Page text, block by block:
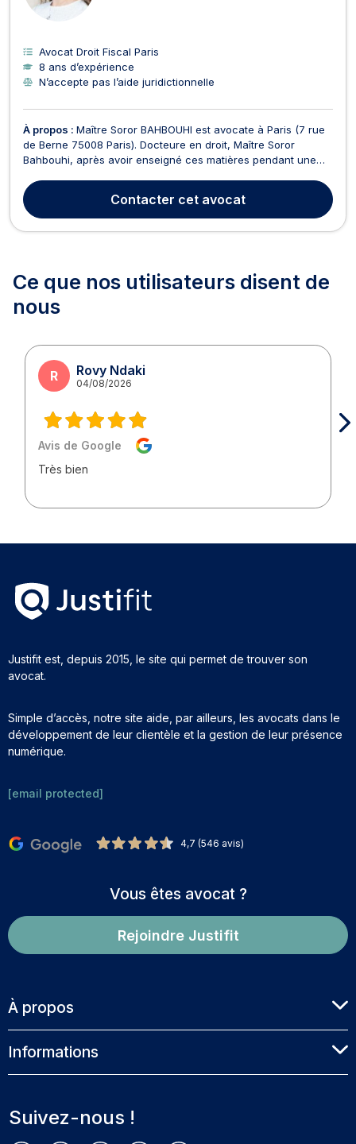
Avocat Droit Fiscal Paris
8 ans d’expérience
N’accepte pas l’aide juridictionnelle
À propos : Maître Soror BAHBOUHI est avocate à Paris (7 rue
de Berne 75008 Paris). Docteure en droit, Maître Soror
Bahbouhi, après avoir enseigné ces matières pendant une
commerce, conçoit et anime aujourd’hui des formations
professionnelles pour ses confrères. Cette part de s...
Contacter cet avocat
Ce que nos utilisateurs disent de
nous
R Rovy Ndaki
04/08/2026
Avis de Google
Très bien
Justifit est, depuis 2015, le site qui permet de trouver son
avocat.
Simple d’accès, notre site aide, par ailleurs, les avocats dans le
développement de leur clientèle et la gestion de leur présence
numérique.
[email protected]
4,7 (546 avis)
Vous êtes avocat ?
Rejoindre Justifit
À propos
Informations
Suivez-nous !